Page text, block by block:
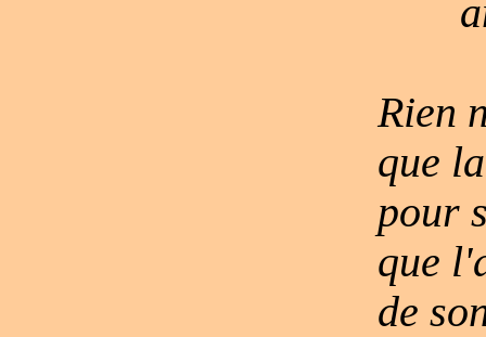
Rien
que
pour
que
de